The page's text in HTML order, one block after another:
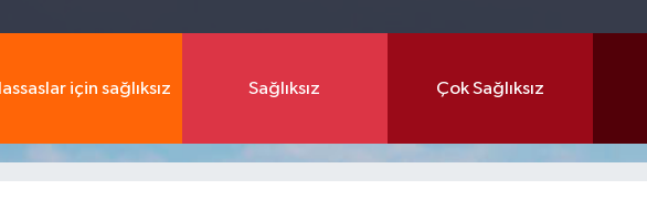
için sağlıksız Sağlıksız Çok Sağlıksız